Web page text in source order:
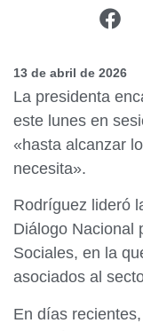
13 de abril de 2026
La presidenta
este lunes en
«hasta alcanzar
necesita».
Rodríguez lideró
Diálogo Nacional
Sociales, en la
asociados al
En días